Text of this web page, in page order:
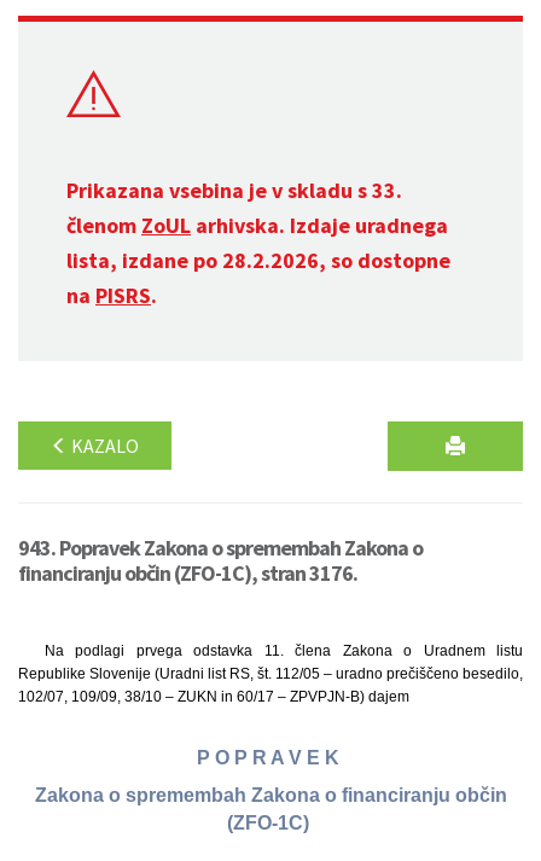
Prikazana vsebina je v skladu s 33.
členom ZoUL arhivska. Izdaje uradnega
lista, izdane po 28.2.2026, so dostopne
na PISRS.
KAZALO
943. Popravek Zakona o spremembah Zakona o
financiranju občin (ZFO-1C), stran 3176.
Na podlagi prvega odstavka 11. člena Zakona o Uradnem listu
Republike Slovenije (Uradni list RS, št. 112/05 – uradno prečiščeno besedilo,
102/07, 109/09, 38/10 – ZUKN in 60/17 – ZPVPJN-B) dajem
P O P R A V E K
Zakona o spremembah Zakona o financiranju občin
(ZFO-1C)